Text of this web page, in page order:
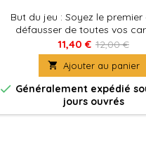
But du jeu : Soyez le premier
défausser de toutes vos
cumuler le moins de points à
la partie.
11,40 € 12,00 €
 Ajouter au panier
 Généralement expédié
jours ouvrés